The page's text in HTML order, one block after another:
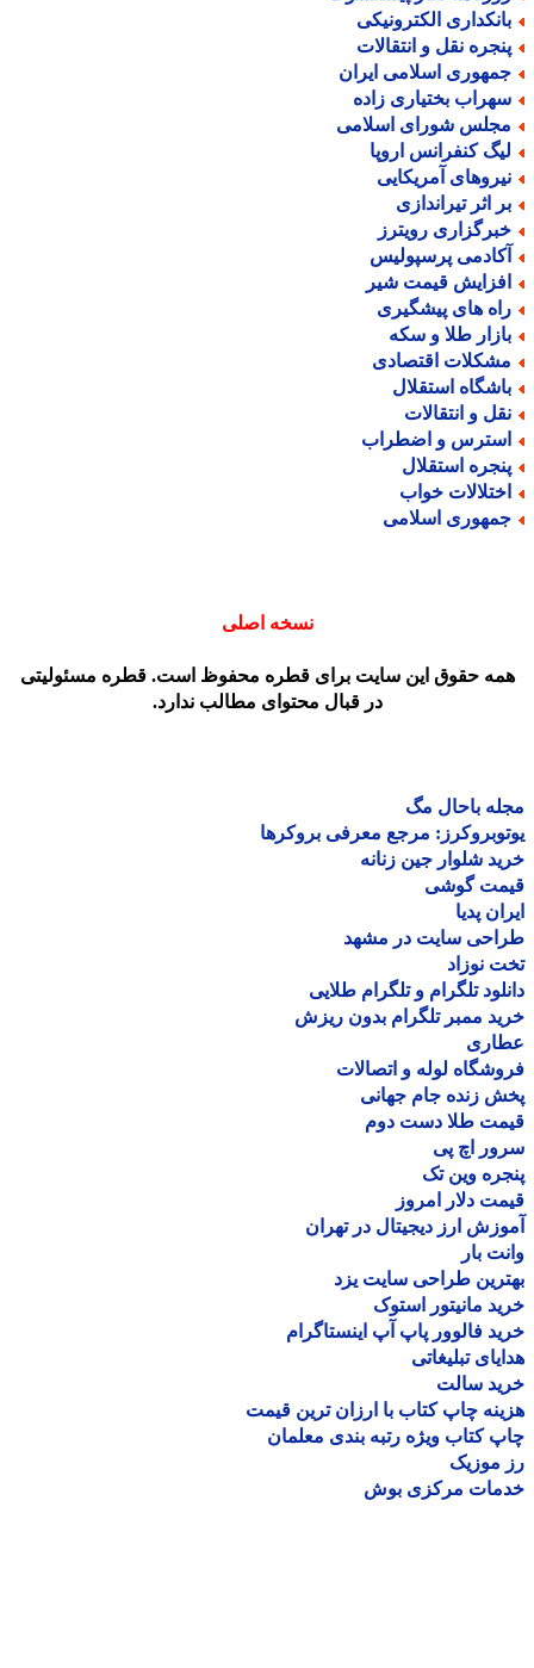
الکترونیکی
نقل و انتقالات
اسلامی ایران
بختیاری زاده
شورای اسلامی
کنفرانس اروپا
آمریکایی
اثر تیراندازی
رویترز
پرسپولیس
قیمت شیر
های پیشگیری
طلا و سکه
اقتصادی
استقلال
و انتقالات
و اضطراب
استقلال
خواب
اسلامی
نسخه اصلی
حقوق این سایت برای قطره محفوظ است. قطره مسئولیتی
در قبال محتوای مطالب ندارد.
باحال مگ
مرجع معرفی بروکرها
شلوار جین زنانه
گوشی
پدیا
سایت در مشهد
نوزاد
تلگرام و تلگرام طلایی
ممبر تلگرام بدون ریزش
لوله و اتصالات
زنده جام جهانی
طلا دست دوم
اچ پی
وین تک
دلار امروز
ارز دیجیتال در تهران
بار
طراحی سایت یزد
مانیتور استوک
فالوور پاپ آپ اینستاگرام
تبلیغاتی
سالت
چاپ کتاب با ارزان ترین قیمت
کتاب ویژه رتبه بندی معلمان
موزیک
مرکزی بوش